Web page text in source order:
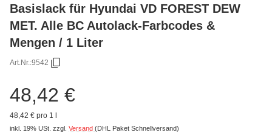
Basislack für Hyundai VD FOREST DEW
MET. Alle BC Autolack-Farbcodes &
Mengen / 1 Liter
Art.Nr.:9542
48,42 €
48,42 € pro 1 l
inkl. 19% USt. zzgl. Versand (DHL Paket Schnellversand)